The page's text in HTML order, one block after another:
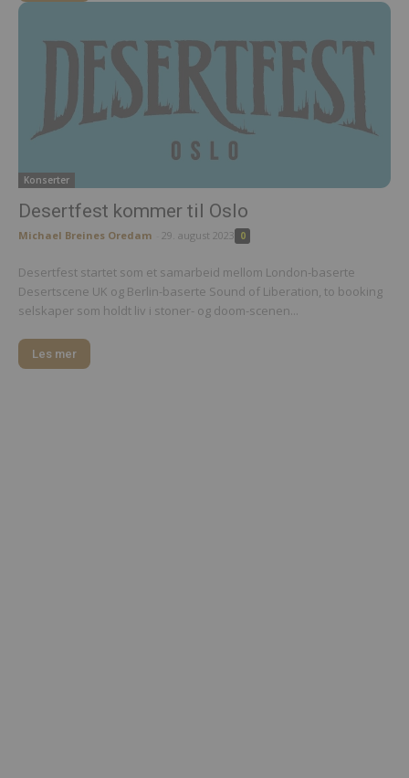
Konserter
Desertfest kommer til Oslo
Michael Breines Oredam 29. august 2023 0
Desertfest startet som et samarbeid mellom London-baserte
Desertscene UK og Berlin-baserte Sound of Liberation, to booking
selskaper som holdt liv i stoner- og doom-scenen...
Les mer